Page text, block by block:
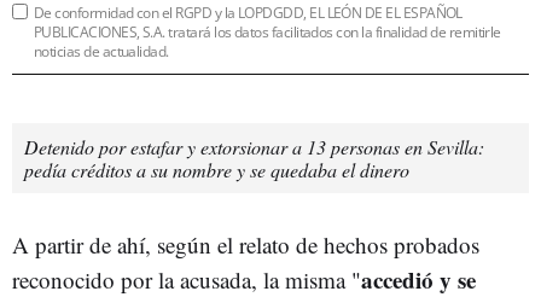
De conformidad con el RGPD y la LOPDGDD, EL LEÓN DE EL ESPAÑOL
PUBLICACIONES, S.A. tratará los datos facilitados con la finalidad de remitirle
noticias de actualidad.
Detenido por estafar y extorsionar a 13 personas en Sevilla:
pedía créditos a su nombre y se quedaba el dinero
A partir de ahí, según el relato de hechos probados
reconocido por la acusada, la misma "accedió y se